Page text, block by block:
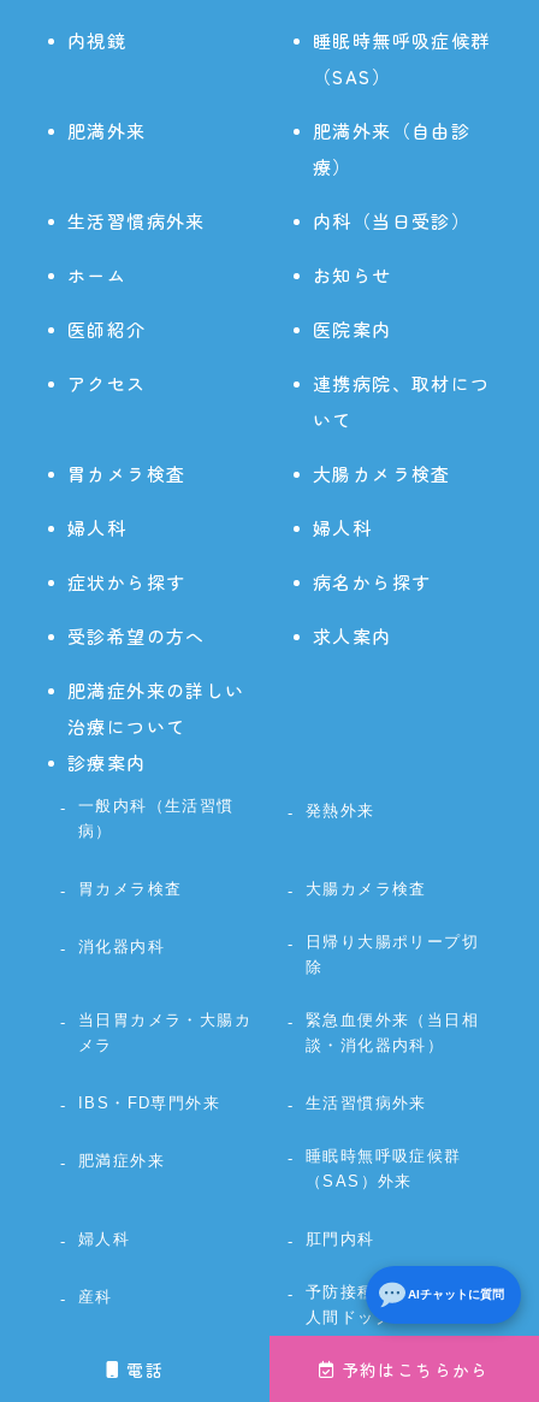
電話 予約はこちらから
内視鏡
睡眠時無呼吸症候群
（SAS）
肥満外来
肥満外来（自由診
療）
生活習慣病外来 内科（当日受診）
ホーム お知らせ
医師紹介 医院案内
アクセス
連携病院、取材につ
いて
胃カメラ検査 大腸カメラ検査
婦人科 婦人科
症状から探す 病名から探す
受診希望の方へ 求人案内
肥満症外来の詳しい
治療について
診療案内
一般内科（生活習慣
病）
発熱外来
胃カメラ検査 大腸カメラ検査
消化器内科
日帰り大腸ポリープ切
除
当日胃カメラ・大腸カ
メラ
緊急血便外来（当日相
談・消化器内科）
IBS・FD専門外来 生活習慣病外来
肥満症外来
睡眠時無呼吸症候群
（SAS）外来
婦人科 肛門内科
産科
予防接種・各種健診・
人間ドック
腸内フローラ検査 自費診療
AIチャットに質問